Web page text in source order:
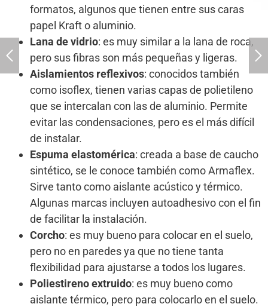
formatos, algunos que tienen entre sus caras
papel Kraft o aluminio.
Lana de vidrio: es muy similar a la lana de roca,
pero sus fibras son más pequeñas y ligeras.
Aislamientos reflexivos: conocidos también
como isoflex, tienen varias capas de polietileno
que se intercalan con las de aluminio. Permite
evitar las condensaciones, pero es el más difícil
de instalar.
Espuma elastomérica: creada a base de caucho
sintético, se le conoce también como Armaflex.
Sirve tanto como aislante acústico y térmico.
Algunas marcas incluyen autoadhesivo con el fin
de facilitar la instalación.
Corcho: es muy bueno para colocar en el suelo,
pero no en paredes ya que no tiene tanta
flexibilidad para ajustarse a todos los lugares.
Poliestireno extruido: es muy bueno como
aislante térmico, pero para colocarlo en el suelo.